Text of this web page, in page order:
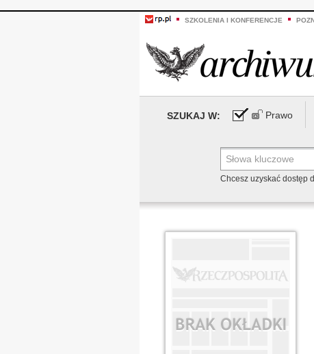
SZKOLENIA I KONFERENCJE
SZUKAJ W: Prawo
Chcesz uzyskać dostęp